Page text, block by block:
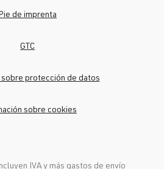
IVA y más gastos de envío
de imprenta
GTC
protección de datos
sobre cookies